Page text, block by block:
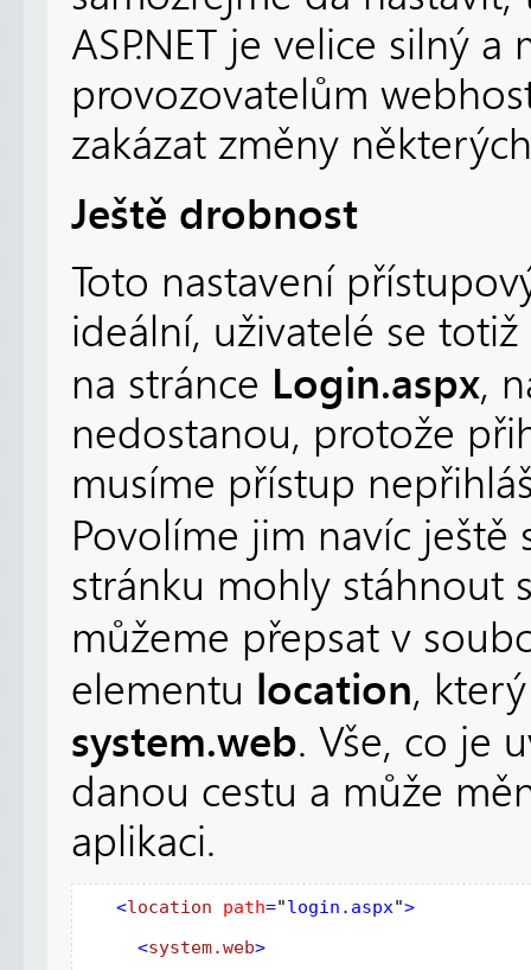
ASP.NET je velice silný
provozovatelům
zakázat změny
Ještě drobnost
Toto nastavení
ideální, uživatelé se
na stránce Login.aspx,
nedostanou, protože
musíme přístup
Povolíme jim navíc ještě
stránku mohly stáhnout
můžeme přepsat v
elementu location,
system.web. Vše, co je
danou cestu a může
aplikaci.
  <
location path="login.aspx">
     <
system.web>